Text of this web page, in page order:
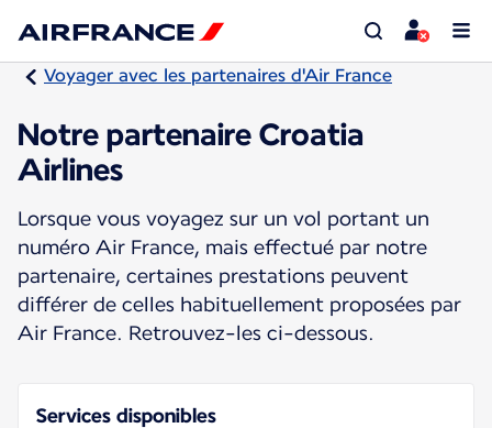
Voyager avec les partenaires d'Air France
Notre partenaire Croatia
Airlines
Lorsque vous voyagez sur un vol portant un
numéro Air France, mais effectué par notre
partenaire, certaines prestations peuvent
différer de celles habituellement proposées par
Air France. Retrouvez-les ci-dessous.
Services disponibles